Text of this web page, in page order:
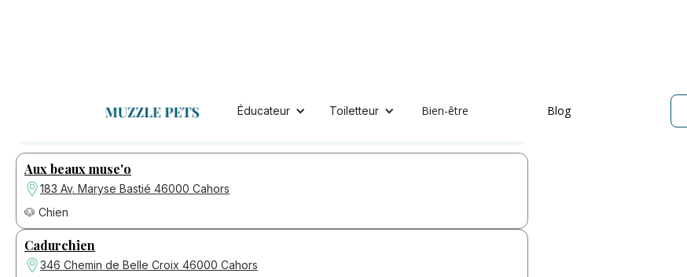
Éducateur Toiletteur Bien-être Blog
Aux beaux muse'o
183 Av. Maryse Bastié 46000 Cahors
🐶 Chien
Cadurchien
346 Chemin de Belle Croix 46000 Cahors